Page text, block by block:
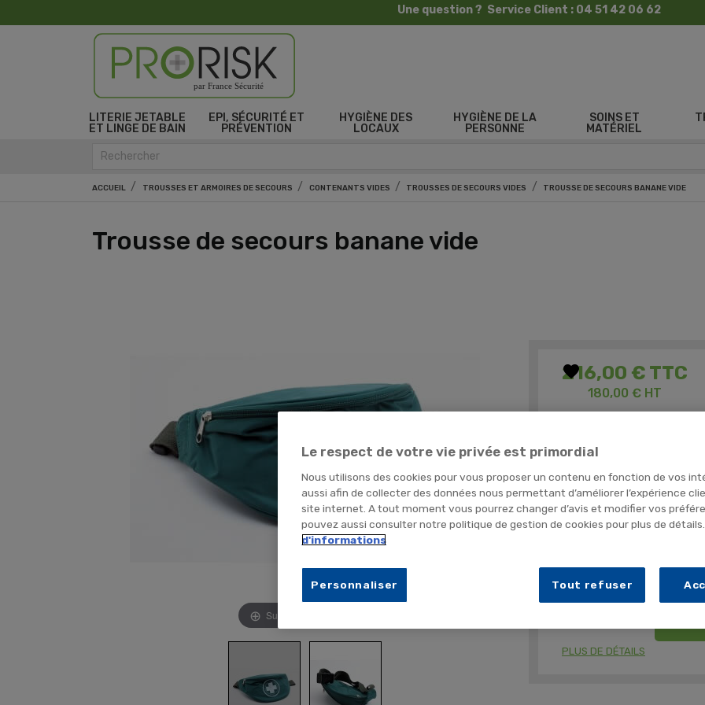
Une question ? Service Client : 04 51 42 06 62
par France Sécurité
LITERIE JETABLE
ET LINGE DE BAIN
EPI, SÉCURITÉ ET
PRÉVENTION
HYGIÈNE DES
LOCAUX
HYGIÈNE DE LA
PERSONNE
SOINS ET
MATÉRIEL
ACCUEIL TROUSSES ET ARMOIRES DE SECOURS CONTENANTS VIDES TROUSSES DE SECOURS VIDES TROUSSE DE SECOURS BANANE VIDE
Trousse de secours banane vide
Survolez pour zoomer
216,00 € TTC
180,00 € HT
favorite
Facile à transporter
Résistant
Conditionnement
PLUS DE DÉTAILS
Le respect de votre vie privée est primordial
Nous utilisons des cookies pour vous proposer un contenu en fonction de vos
aussi afin de collecter des données nous permettant d’améliorer l’expérience
site internet. A tout moment vous pourrez changer d’avis et modifier vos
pouvez aussi consulter notre politique de gestion de cookies pour plus de détails.
d'informations
Personnaliser Tout refuser